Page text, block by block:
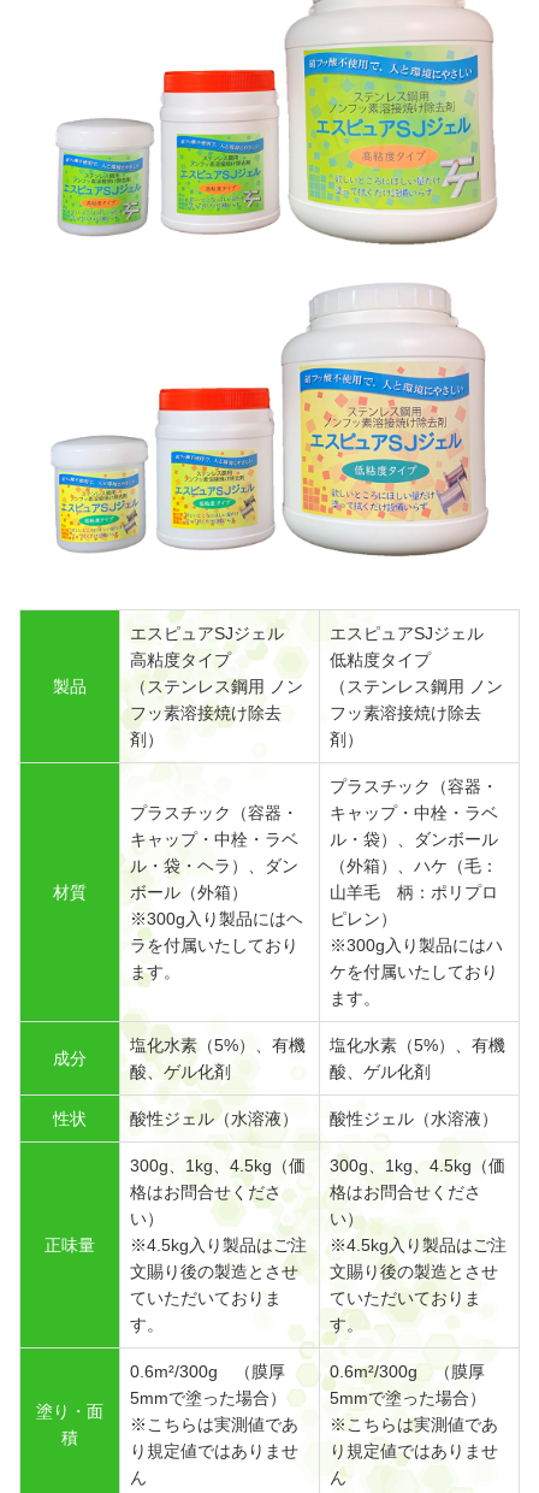
製品
エスピュアSJジェル
高粘度タイプ
（ステンレス鋼用 ノン
フッ素溶接焼け除去
剤）
エスピュアSJジェル
低粘度タイプ
（ステンレス鋼用 ノン
フッ素溶接焼け除去
剤）
材質
プラスチック（容器・
キャップ・中栓・ラベ
ル・袋・ヘラ）、ダン
ボール（外箱）
※300g入り製品にはヘ
ラを付属いたしており
ます。
プラスチック（容器・
キャップ・中栓・ラベ
ル・袋）、ダンボール
（外箱）、ハケ（毛：
山羊毛 柄：ポリプロ
ピレン）
※300g入り製品にはハ
ケを付属いたしており
ます。
成分
塩化水素（5%）、有機
酸、ゲル化剤
塩化水素（5%）、有機
酸、ゲル化剤
性状 酸性ジェル（水溶液） 酸性ジェル（水溶液）
正味量
300g、1kg、4.5kg（価
格はお問合せくださ
い）
※4.5kg入り製品はご注
文賜り後の製造とさせ
ていただいておりま
す。
300g、1kg、4.5kg（価
格はお問合せくださ
い）
※4.5kg入り製品はご注
文賜り後の製造とさせ
ていただいておりま
す。
塗り・面
積
0.6m²/300g （膜厚
5mmで塗った場合）
※こちらは実測値であ
り規定値ではありませ
ん
0.6m²/300g （膜厚
5mmで塗った場合）
※こちらは実測値であ
り規定値ではありませ
ん